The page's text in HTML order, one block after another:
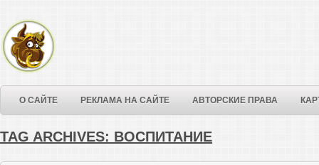
О САЙТЕ РЕКЛАМА НА САЙТЕ АВТОРСКИЕ ПРАВА
TAG ARCHIVES: ВОСПИТАНИЕ